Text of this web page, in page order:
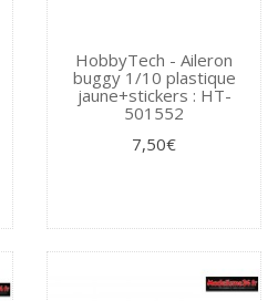
HobbyTech - Aileron
buggy 1/10 plastique
jaune+stickers : HT-
501552
7,50€